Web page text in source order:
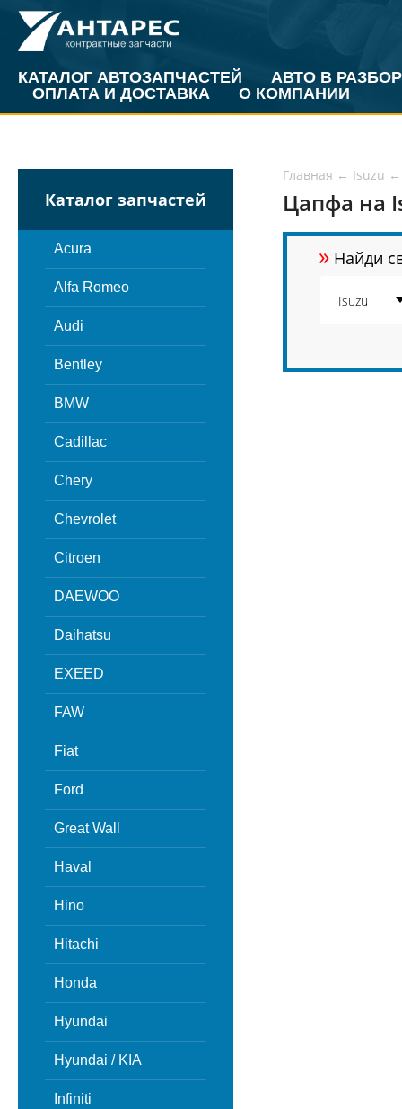
КАТАЛОГ АВТОЗАПЧАСТЕЙ
АВТО В РАЗБОР
ОПЛАТА И ДОСТАВКА
О КОМПАНИИ
Каталог запчастей
Acura
Alfa Romeo
Audi
Bentley
BMW
Cadillac
Chery
Chevrolet
Citroen
DAEWOO
Daihatsu
EXEED
FAW
Fiat
Ford
Great Wall
Haval
Hino
Hitachi
Honda
Hyundai
Hyundai / KIA
Infiniti
Главная ← Isuzu ←
Цапфа на
» Найди